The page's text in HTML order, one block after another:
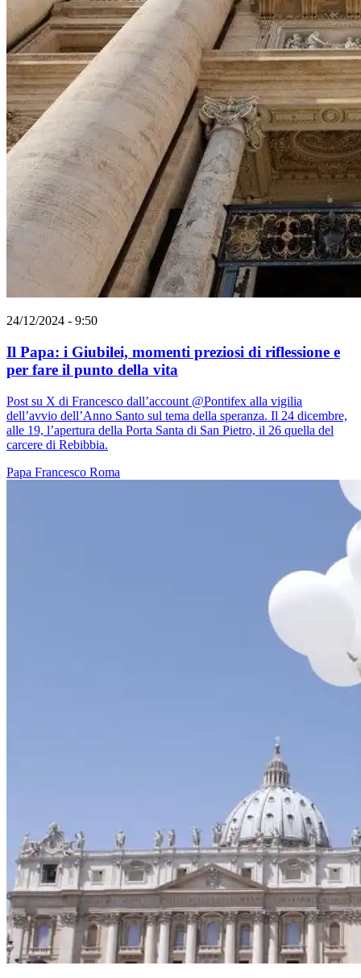
24/12/2024 - 9:50
Il Papa: i Giubilei, momenti preziosi di riflessione e
per fare il punto della vita
Post su X di Francesco dall’account @Pontifex alla vigilia
dell’avvio dell’Anno Santo sul tema della speranza. Il 24 dicembre,
alle 19, l’apertura della Porta Santa di San Pietro, il 26 quella del
carcere di Rebibbia.
Papa Francesco Roma